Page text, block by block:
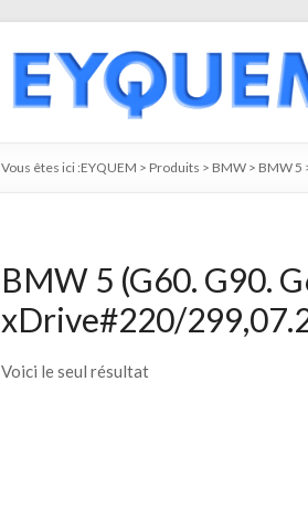
Vous êtes ici :EYQUEM > Produits > BMW > BMW 5
BMW 5 (G60. G90.
xDrive#220/
Voici le seul résultat